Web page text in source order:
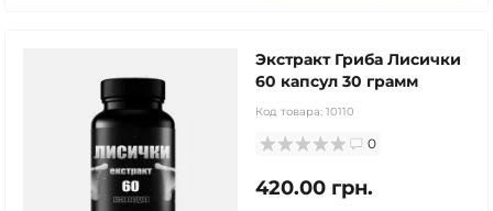
Экстракт Гриба Лисички
60 капсул 30 грамм
Код товара: 10110
0
420.00 грн.